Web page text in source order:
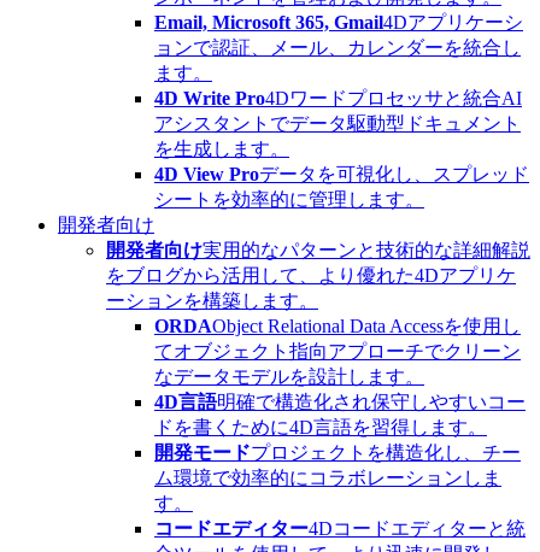
Email, Microsoft 365, Gmail4Dアプリケーシ
ョンで認証、メール、カレンダーを統合し
ます。
4D Write Pro4Dワードプロセッサと統合AI
アシスタントでデータ駆動型ドキュメント
を生成します。
4D View Proデータを可視化し、スプレッド
シートを効率的に管理します。
開発者向け
開発者向け実用的なパターンと技術的な詳細解説
をブログから活用して、より優れた4Dアプリケ
ーションを構築します。
ORDAObject Relational Data Accessを使用し
てオブジェクト指向アプローチでクリーン
なデータモデルを設計します。
4D言語明確で構造化され保守しやすいコー
ドを書くために4D言語を習得します。
開発モードプロジェクトを構造化し、チー
ム環境で効率的にコラボレーションしま
す。
コードエディター4Dコードエディターと統